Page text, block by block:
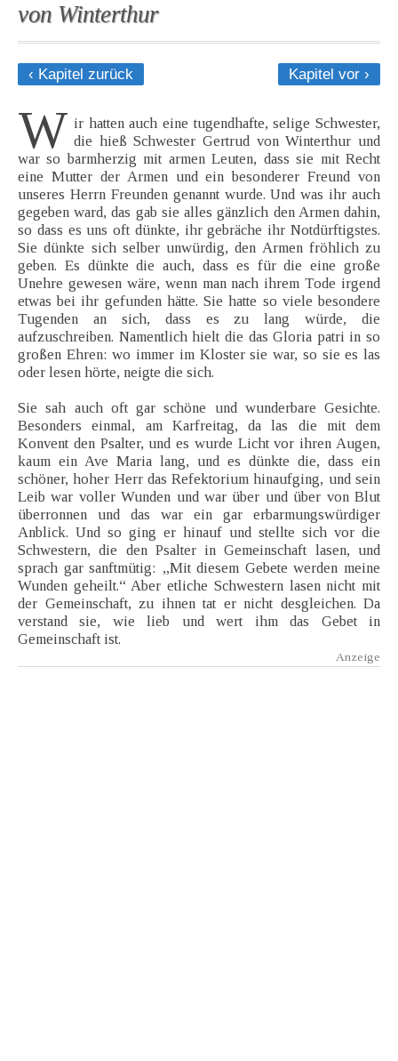
von Winterthur
‹ Kapitel zurück Kapitel vor ›
W ir hatten auch eine tugendhafte, selige Schwester,
die hieß Schwester Gertrud von Winterthur und
war so barmherzig mit armen Leuten, dass sie mit Recht
eine Mutter der Armen und ein besonderer Freund von
unseres Herrn Freunden genannt wurde. Und was ihr auch
gegeben ward, das gab sie alles gänzlich den Armen dahin,
so dass es uns oft dünkte, ihr gebräche ihr Notdürftigstes.
Sie dünkte sich selber unwürdig, den Armen fröhlich zu
geben. Es dünkte die auch, dass es für die eine große
Unehre gewesen wäre, wenn man nach ihrem Tode irgend
etwas bei ihr gefunden hätte. Sie hatte so viele besondere
Tugenden an sich, dass es zu lang würde, die
aufzuschreiben. Namentlich hielt die das Gloria patri in so
großen Ehren: wo immer im Kloster sie war, so sie es las
oder lesen hörte, neigte die sich.
Sie sah auch oft gar schöne und wunderbare Gesichte.
Besonders einmal, am Karfreitag, da las die mit dem
Konvent den Psalter, und es wurde Licht vor ihren Augen,
kaum ein Ave Maria lang, und es dünkte die, dass ein
schöner, hoher Herr das Refektorium hinaufging, und sein
Leib war voller Wunden und war über und über von Blut
überronnen und das war ein gar erbarmungswürdiger
Anblick. Und so ging er hinauf und stellte sich vor die
Schwestern, die den Psalter in Gemeinschaft lasen, und
sprach gar sanftmütig: „Mit diesem Gebete werden meine
Wunden geheilt.“ Aber etliche Schwestern lasen nicht mit
der Gemeinschaft, zu ihnen tat er nicht desgleichen. Da
verstand sie, wie lieb und wert ihm das Gebet in
Gemeinschaft ist.